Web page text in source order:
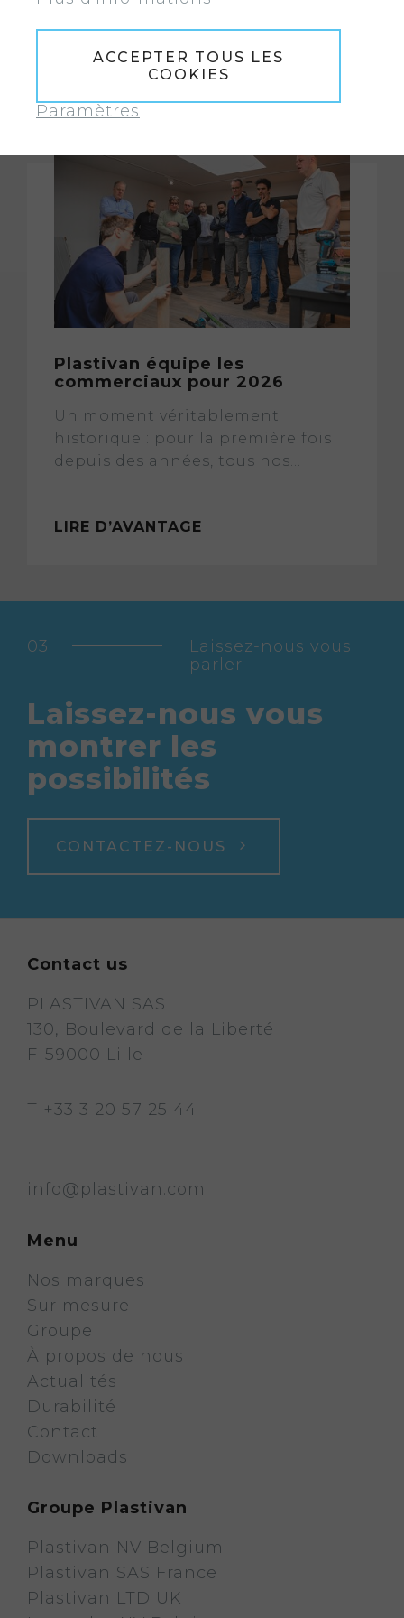
LIRE D’AVANTAGE
Plastivan équipe les
commerciaux pour 2026
Un moment véritablement
historique : pour la première fois
depuis des années, tous nos...
LIRE D’AVANTAGE
Laissez-nous vous
parler
Laissez-nous vous
montrer les
possibilités
CONTACTEZ-NOUS
Contact us
PLASTIVAN SAS
130, Boulevard de la Liberté
F-59000 Lille
T +33 3 20 57 25 44
info@plastivan.com
Menu
Nos marques
Sur mesure
Groupe
À propos de nous
Actualités
Durabilité
Contact
Downloads
Groupe Plastivan
Plastivan NV Belgium
Plastivan SAS France
Plastivan LTD UK
ACCEPTER TOUS LES
COOKIES
Paramètres